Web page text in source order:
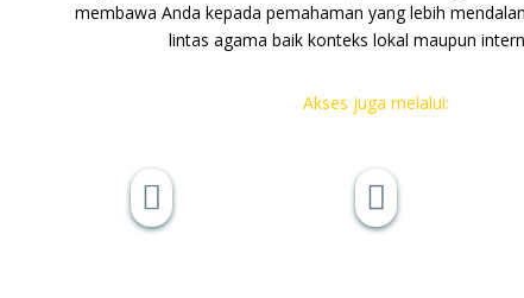
membawa Anda kepada pemahaman yang lebih
lintas agama baik konteks lokal maupun
Akses juga melalui:
 